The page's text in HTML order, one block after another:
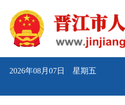
2026年08月07日 星期五